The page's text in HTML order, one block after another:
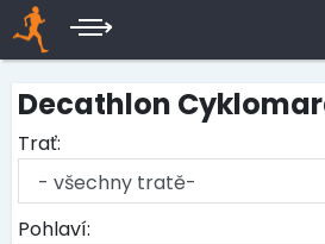
Decathlon
Trať:
Pohlaví: